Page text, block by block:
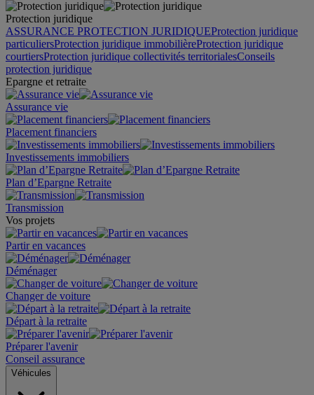
Protection juridique
ASSURANCE PROTECTION JURIDIQUEProtection juridique
particuliersProtection juridique immobilièreProtection juridique
courtiersProtection juridique collectivités territorialesConseils
protection juridique
Epargne et retraite
Assurance vie
Placement financiers
Investissements immobiliers
Plan d’Epargne Retraite
Transmission
Vos projets
Partir en vacances
Déménager
Changer de voiture
Départ à la retraite
Préparer l'avenir
Conseil assurance
Véhicules